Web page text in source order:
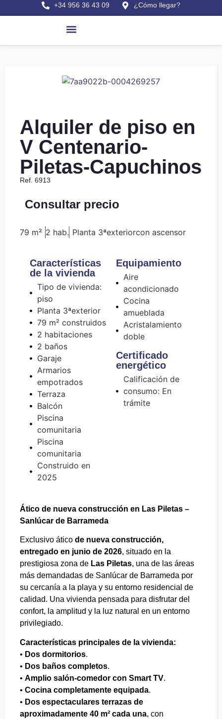
+34 956 36 43 09 ¿Cómo llegar?
Alquiler de piso en
V Centenario-
Piletas-Capuchinos
Ref. 6913
Consultar precio
79 m² 2 hab. Planta 3ªexteriorcon ascensor
Características
de la vivienda
Tipo de vivienda:
piso
Planta 3ªexterior
79 m² construidos
2 habitaciones
2 baños
Garaje
Armarios
empotrados
Terraza
Balcón
Piscina
comunitaria
Piscina
comunitaria
Construido en
2025
Equipamiento
Aire
acondicionado
Cocina
amueblada
Acristalamiento
doble
Certificado
energético
Calificación de
consumo: En
trámite
Ático de nueva construcción en Las Piletas –
Sanlúcar de Barrameda
Exclusivo ático de nueva construcción,
entregado en junio de 2026, situado en la
prestigiosa zona de Las Piletas, una de las áreas
más demandadas de Sanlúcar de Barrameda por
su cercanía a la playa y su entorno residencial de
calidad. Una vivienda pensada para disfrutar del
confort, la amplitud y la luz natural en un entorno
privilegiado.
Características principales de la vivienda:
• Dos dormitorios.
• Dos baños completos.
• Amplio salón-comedor con Smart TV.
• Cocina completamente equipada.
• Dos espectaculares terrazas de
aproximadamente 40 m² cada una, con